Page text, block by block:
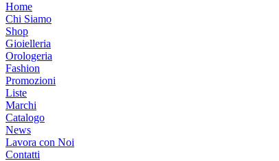
Home
Chi Siamo
Shop
Gioielleria
Orologeria
Fashion
Promozioni
Liste
Marchi
Catalogo
News
Lavora con Noi
Contatti